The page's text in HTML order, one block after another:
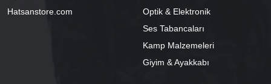
Hatsanstore.com
Optik & Elektronik
Ses Tabancaları
Kamp Malzemeleri
Giyim & Ayakkabı